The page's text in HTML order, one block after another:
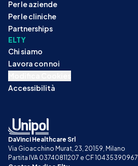
Per le aziende
Per le cliniche
Partnerships
ELTY
Chi siamo
Lavora con noi
Accessibilità
DaVinci Healthcare Srl
Via Gioacchino Murat, 23, 20159, Milano
Partita IVA 03740811207 e CF 10435390967